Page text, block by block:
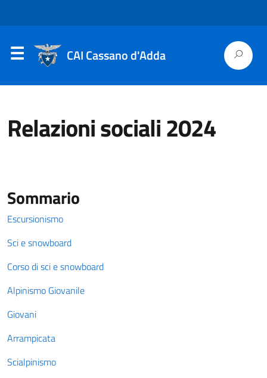
CAI Cassano d'Adda
Relazioni sociali 2024
Sommario
Escursionismo
Sci e snowboard
Corso di sci e snowboard
Alpinismo Giovanile
Giovani
Arrampicata
Scialpinismo